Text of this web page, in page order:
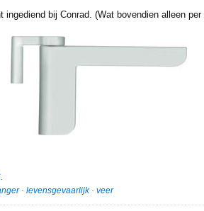
ingediend bij Conrad. (Wat bovendien alleen
.
· levensgevaarlijk· veer